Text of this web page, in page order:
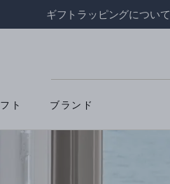
ギフトラッピングについて
ト ブランド